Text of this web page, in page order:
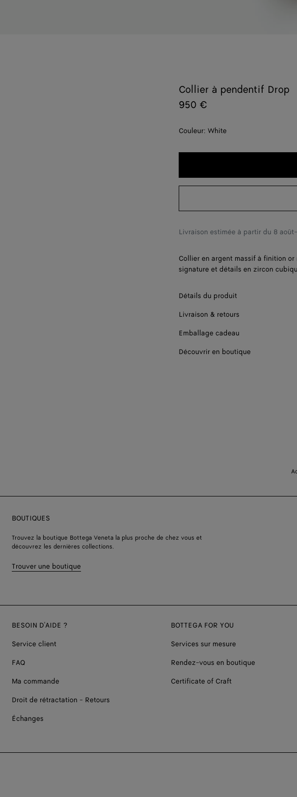
Collier à pendentif Drop
950 €
Couleur: White
Livraison estimée à partir du 8 août
Collier en argent massif à finition
signature et détails en zircon
Détails du produit
Livraison & retours
Emballage cadeau
Découvrir en boutique
BOUTIQUES
Trouvez la boutique Bottega Veneta la plus proche de chez vous et
découvrez les dernières collections.
Trouver une boutique
BESOIN D'AIDE ?
Service client
FAQ
Ma commande
Droit de rétractation - Retours
Échanges
BOTTEGA FOR YOU
Services sur mesure
Rendez-vous en boutique
Certificate of Craft